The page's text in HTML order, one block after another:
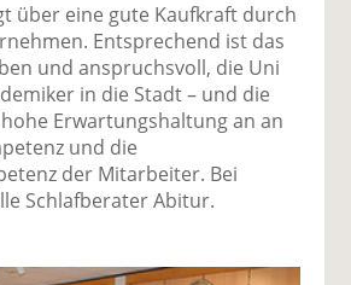
über eine gute Kaufkraft durch
Entsprechend ist das
und anspruchsvoll, die Uni
in die Stadt – und die
Erwartungshaltung an an
und die
der Mitarbeiter. Bei
Schlafberater Abitur.